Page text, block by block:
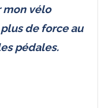
mon vélo
de force au
pédales.